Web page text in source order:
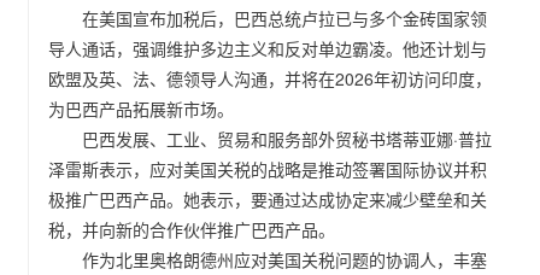
在美国宣布加税后，巴西总统卢拉已与多个金砖国家领
导人通话，强调维护多边主义和反对单边霸凌。他还计划与
欧盟及英、法、德领导人沟通，并将在2026年初访问印度，
为巴西产品拓展新市场。
巴西发展、工业、贸易和服务部外贸秘书塔蒂亚娜·普拉
泽雷斯表示，应对美国关税的战略是推动签署国际协议并积
极推广巴西产品。她表示，要通过达成协定来减少壁垒和关
税，并向新的合作伙伴推广巴西产品。
作为北里奥格朗德州应对美国关税问题的协调人，丰塞